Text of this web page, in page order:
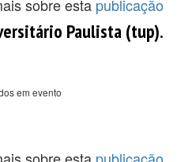
sobre esta publicação
Paulista (tup).
em evento